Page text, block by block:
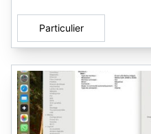
Particulier